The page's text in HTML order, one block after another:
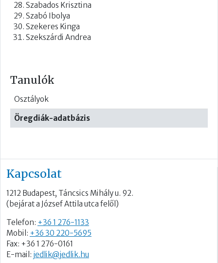
Tanulók
Osztályok
Öregdiák-adatbázis
Szabados Krisztina
Szabó Ibolya
Szekeres Kinga
Szekszárdi Andrea
Kapcsolat
1212 Budapest, Táncsics Mihály u. 92.
(bejárat a József Attila utca felől)
Telefon: +36 1 276-1133
Mobil: +36 30 220-5695
Fax: +36 1 276-0161
E-mail: jedlik@jedlik.hu